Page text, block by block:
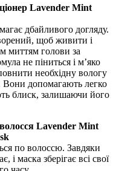
Lavender Mint
дбайливого догляду.
щоб живити і
миттям голови за
не піниться і м’яко
необхідну вологу
Вони допомагають легко
блиск, залишаючи його
Lavender Mint
по волоссю. Завдяки
і маска зберігає всі свої